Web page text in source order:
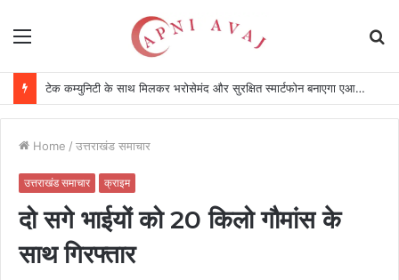
टेक कम्युनिटी के साथ मिलकर भरोसेमंद और सुरक्षित स्मार्टफोन बनाएगा एआईप्लस स्मार्टफोन, 100 करोड़ रुपए का करेगा निवेश
Home / उत्तराखंड समाचार
उत्तराखंड समाचार क्राइम
दो सगे भाईयों को 20 किलो गौमांस के
साथ गिरफ्तार